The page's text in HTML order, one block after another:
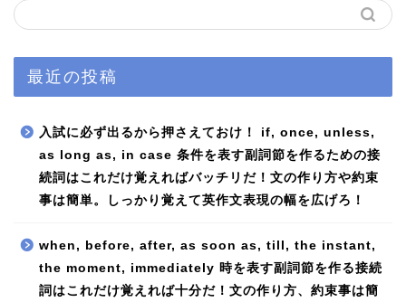
最近の投稿
入試に必ず出るから押さえておけ！ if, once, unless,
as long as, in case 条件を表す副詞節を作るための接
続詞はこれだけ覚えればバッチリだ！文の作り方や約束
事は簡単。しっかり覚えて英作文表現の幅を広げろ！
when, before, after, as soon as, till, the instant,
the moment, immediately 時を表す副詞節を作る接続
詞はこれだけ覚えれば十分だ！文の作り方、約束事は簡